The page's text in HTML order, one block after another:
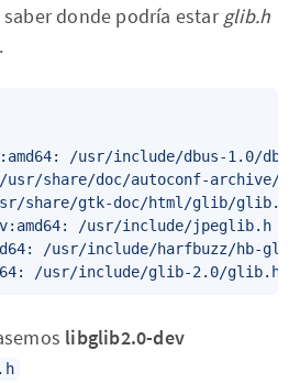
saber donde podría estarglib.h
/usr/include/dbus-1.0/
share/doc/autoconf-archive/
share/gtk-doc/html/glib/
/usr/include/jpeglib.h
/usr/include/harfbuzz/hb-
libglib2.0-dev